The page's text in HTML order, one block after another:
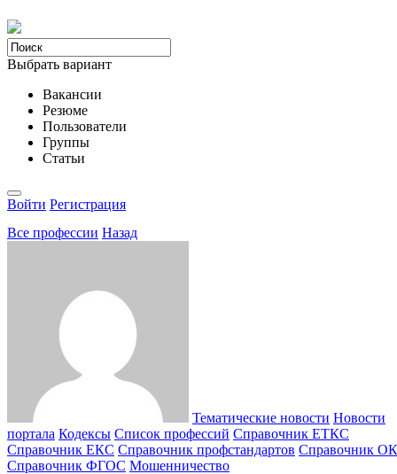
Выбрать вариант
Вакансии
Резюме
Пользователи
Группы
Статьи
Войти Регистрация
Все професcии Назад
Тематические новости Новости
портала Кодексы Cписок профессий Справочник ЕТКС
Справочник ЕКС Справочник профстандартов Справочник
Справочник ФГОС Мошенничество